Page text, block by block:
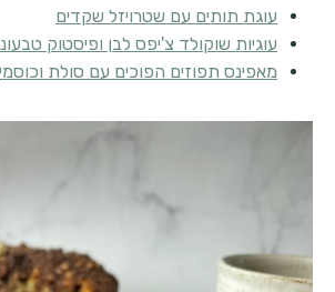
עוגת תותים עם שטרויזל שקדים
עוגיות שוקולד צ'יפס לבן ופיסטוק
מאפינס תפוזים הפוכים עם סולת